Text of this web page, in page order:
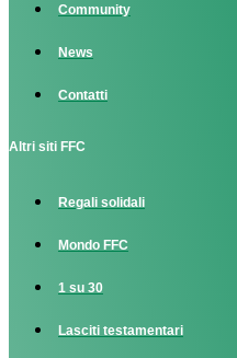
Community
News
Contatti
Altri siti FFC
Regali solidali
Mondo FFC
1 su 30
Lasciti testamentari